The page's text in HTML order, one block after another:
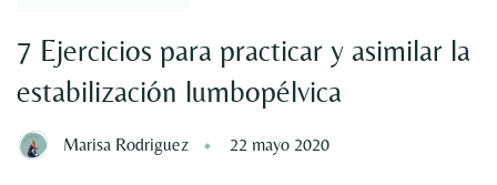
7 Ejercicios para practicar y asimilar la
estabilización lumbopélvica
Marisa Rodriguez 22 mayo 2020